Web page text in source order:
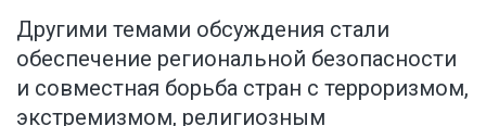
Другими темами обсуждения стали
обеспечение региональной безопасности
и совместная борьба стран с терроризмом,
экстремизмом, религиозным